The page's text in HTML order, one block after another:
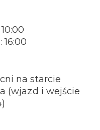
na starcie
(wjazd i wejście